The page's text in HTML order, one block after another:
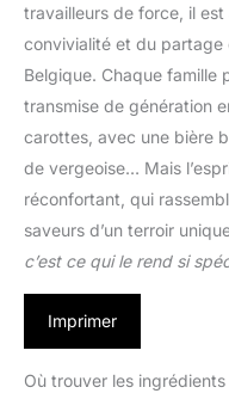
travailleurs de force, il est
convivialité et du partage
Belgique. Chaque famille
transmise de génération
carottes, avec une bière
de vergeoise… Mais
réconfortant, qui
saveurs d’un terroir
c’est ce qui le rend si
Imprimer
Où trouver les